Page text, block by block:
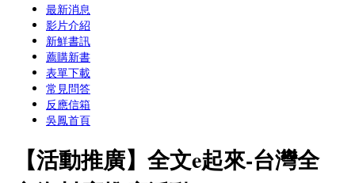
最新消息
影片介紹
新鮮書訊
薦購新書
表單下載
常見問答
反應信箱
吳鳳首頁
【活動推廣】全文e起來-台灣全